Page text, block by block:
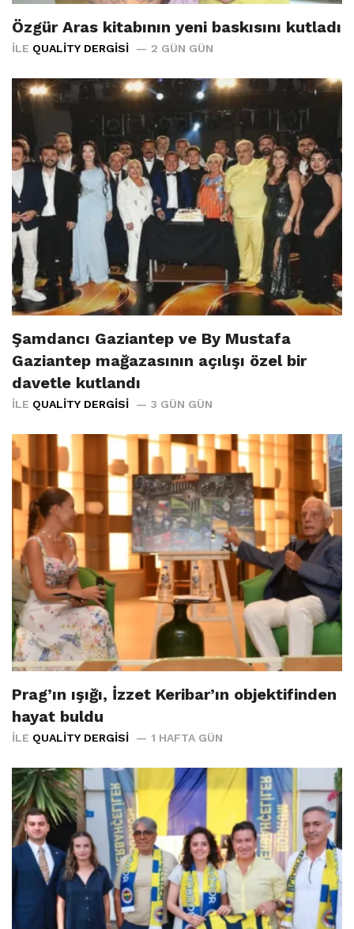
Özgür Aras kitabının yeni baskısını kutladı
İLE QUALITY DERGISI 2 GÜN GÜN
Şamdancı Gaziantep ve By Mustafa
Gaziantep mağazasının açılışı özel bir
davetle kutlandı
İLE QUALITY DERGISI 3 GÜN GÜN
Prag’ın ışığı, İzzet Keribar’ın objektifinden
hayat buldu
İLE QUALITY DERGISI 1 HAFTA GÜN